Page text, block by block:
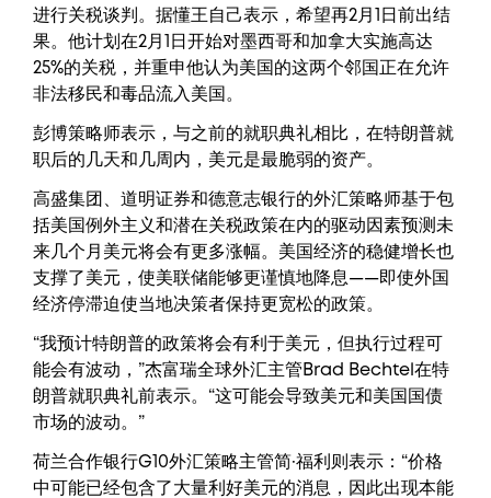
进行关税谈判。据懂王自己表示，希望再2月1日前出结
果。他计划在2月1日开始对墨西哥和加拿大实施高达
25%的关税，并重申他认为美国的这两个邻国正在允许
非法移民和毒品流入美国。
彭博策略师表示，与之前的就职典礼相比，在特朗普就
职后的几天和几周内，美元是最脆弱的资产。
高盛集团、道明证券和德意志银行的外汇策略师基于包
括美国例外主义和潜在关税政策在内的驱动因素预测未
来几个月美元将会有更多涨幅。美国经济的稳健增长也
支撑了美元，使美联储能够更谨慎地降息——即使外国
经济停滞迫使当地决策者保持更宽松的政策。
“我预计特朗普的政策将会有利于美元，但执行过程可
能会有波动，”杰富瑞全球外汇主管Brad Bechtel在特
朗普就职典礼前表示。“这可能会导致美元和美国国债
市场的波动。”
荷兰合作银行G10外汇策略主管简·福利则表示：“价格
中可能已经包含了大量利好美元的消息，因此出现本能